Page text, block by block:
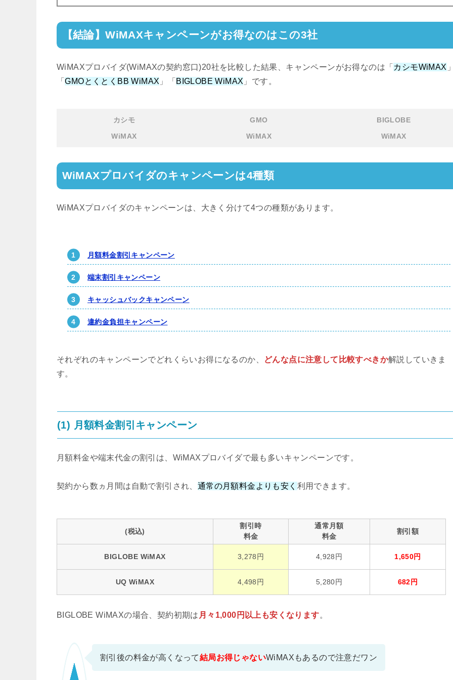
【結論】WiMAXキャンペーンがお得なのはこの3社
WiMAXプロバイダ(WiMAXの契約窓口)20社を比較した結果、キャンペーンがお得なのは「 カシモWiMAX
「GMOとくとくBB WiMAX 」「 BIGLOBE WiMAX 」です。
カシモ
WiMAX
GMO
WiMAX
BIGLOBE
WiMAX
WiMAXプロバイダのキャンペーンは4種類
WiMAXプロバイダのキャンペーンは、大きく分けて4つの種類があります。
月額料金割引キャンペーン
端末割引キャンペーン
キャッシュバックキャンペーン
違約金負担キャンペーン
それぞれのキャンペーンでどれくらいお得になるのか、 どんな点に注意して比較すべきか解説していきま
す。
(1) 月額料金割引キャンペーン
月額料金や端末代金の割引は、WiMAXプロバイダで最も多いキャンペーンです。
契約から数ヵ月間は自動で割引され、 通常の月額料金よりも安く 利用できます。
(税込)
割引時
料金
通常月額
料金
割引額
BIGLOBE WiMAX 3,278円 4,928円 1,650円
UQ WiMAX 4,498円 5,280円 682円
BIGLOBE WiMAXの場合、契約初期は 月々1,000円以上も安くなります。
割引後の料金が高くなって結局お得じゃないWiMAXもあるので注意だワン